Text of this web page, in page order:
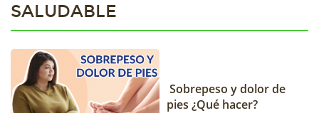
SALUDABLE
Sobrepeso y dolor de
pies ¿Qué hacer?